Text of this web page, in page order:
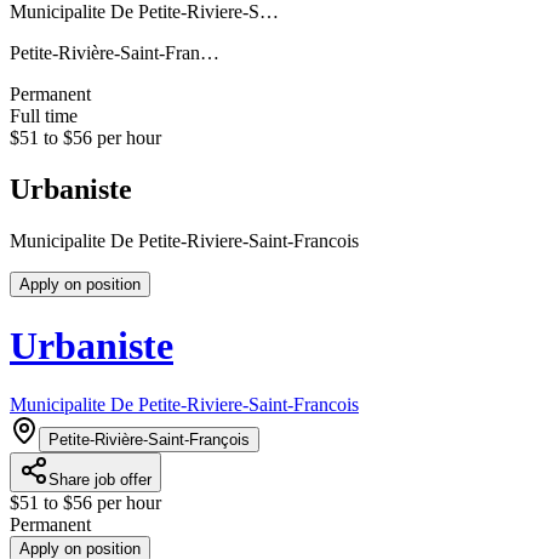
Municipalite De Petite-Riviere-S…
Petite-Rivière-Saint-Fran…
Permanent
Full time
$51 to $56 per hour
Urbaniste
Municipalite De Petite-Riviere-Saint-Francois
Apply on position
Urbaniste
Municipalite De Petite-Riviere-Saint-Francois
Petite-Rivière-Saint-François
Share job offer
$51 to $56 per hour
Permanent
Apply on position